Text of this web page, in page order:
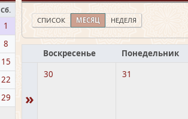
Сб.
1
8
15
22
29
СПИСОК МЕСЯЦ НЕДЕЛЯ
Воскресенье Понедельник
»
30 31